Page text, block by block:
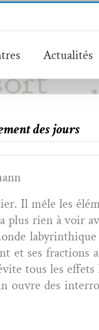
Actualités
des jours
Il mêle les
plus rien à voir
et ses frac­tions
tous les effets
ouvre des